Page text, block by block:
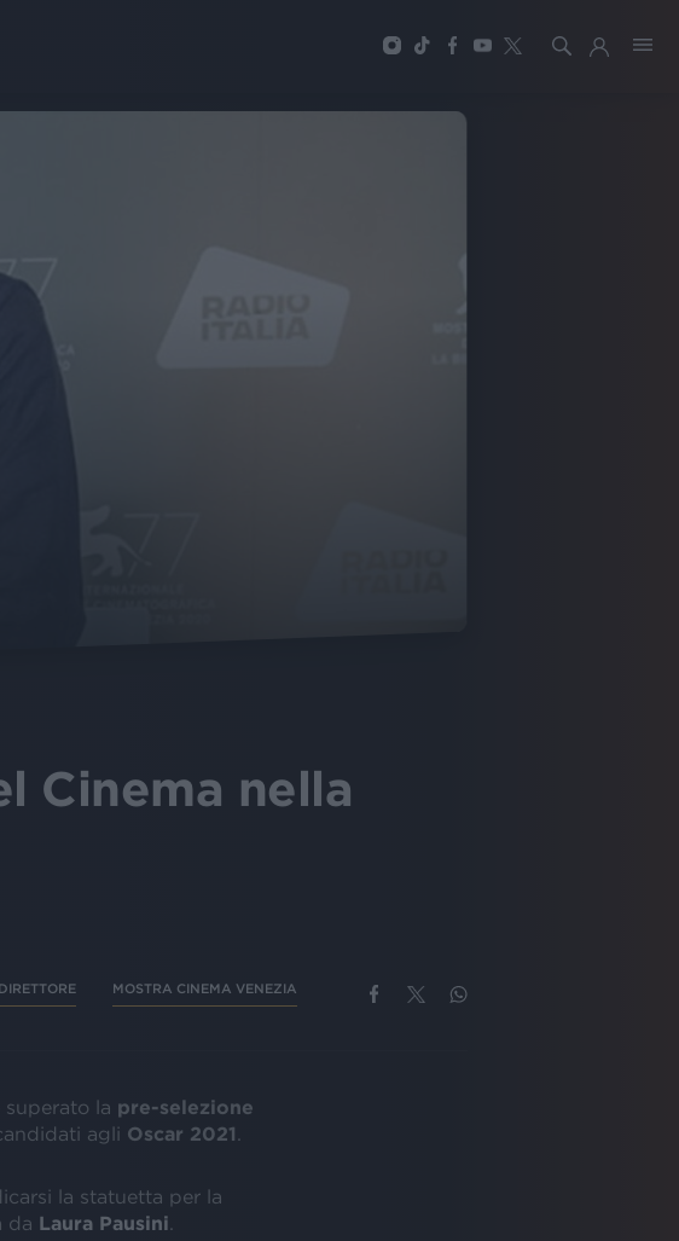
Cinema nella
MOSTRA CINEMA VENEZIA
superato la pre-selezione
agli Oscar 2021
la statuetta per la
da Laura Pausini